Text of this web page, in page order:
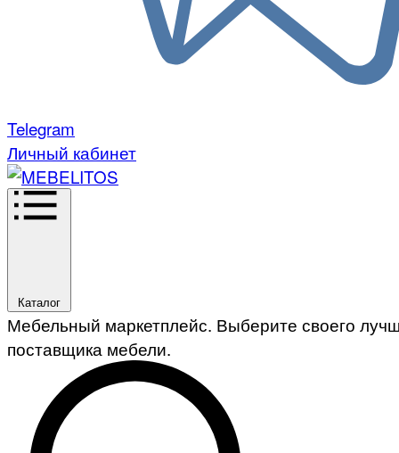
Telegram
Личный кабинет
Каталог
Мебельный маркетплейс. Выберите своего
поставщика мебели.